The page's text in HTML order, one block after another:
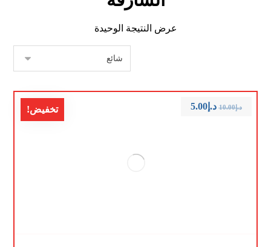
عرض النتيجة الوحيدة
تخفيض! د.إ10.00 د.إ5.00